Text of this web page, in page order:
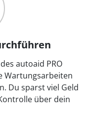
autoaid PRO
Wartungsarbeiten
Du sparst viel Geld
über dein